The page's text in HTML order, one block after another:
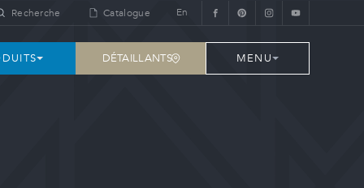
Recherche Catalogue En
DÉTAILLANTS MENU